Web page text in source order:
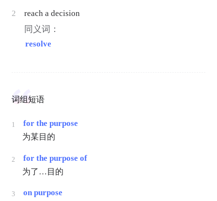
2 reach a decision
同义词：
resolve
词组短语
1
for the purpose
为某目的
2
for the purpose of
为了…目的
3 on purpose